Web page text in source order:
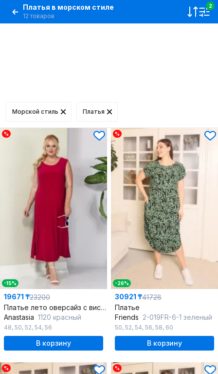
Платья в морском стиле
12 товаров
2
Морской стиль Платья
%
-15%
19671 ₸23200
Платье лето оверсайз с вискозой и трикотажем
Anastasia 1120 красный
48, 50, 52, 54, 56
В корзину
%
-26%
30921 ₸41728
Платье
Friends 2-019FR-6-1 зеленый
50, 52, 54, 56, 58, 60
В корзину
% %